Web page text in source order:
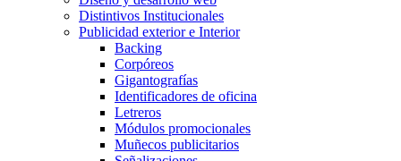
Distintivos Institucionales
Publicidad exterior e Interior
Backing
Corpóreos
Gigantografías
Identificadores de oficina
Letreros
Módulos promocionales
Muñecos publicitarios